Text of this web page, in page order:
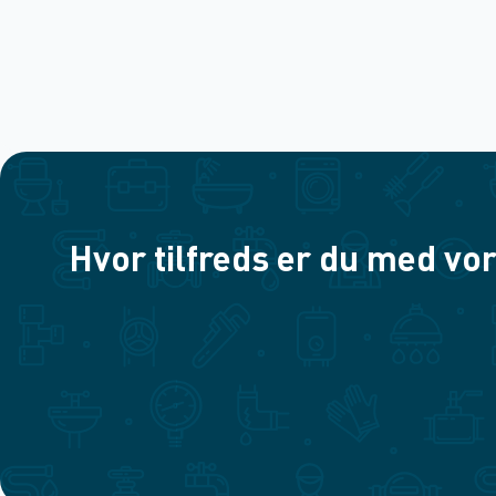
Hvor tilfreds er du med